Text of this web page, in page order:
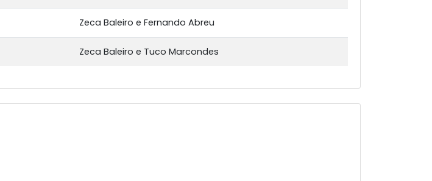
Zeca Baleiro e Fernando Abreu
Zeca Baleiro e Tuco Marcondes